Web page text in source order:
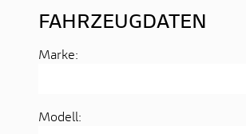
FAHRZEUGDATEN
Marke:
Modell: